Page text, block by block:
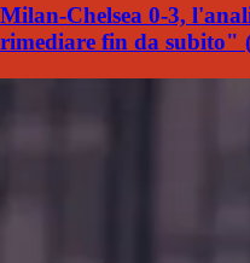
Milan-Chelsea 0-3,
rimediare fin da subito"